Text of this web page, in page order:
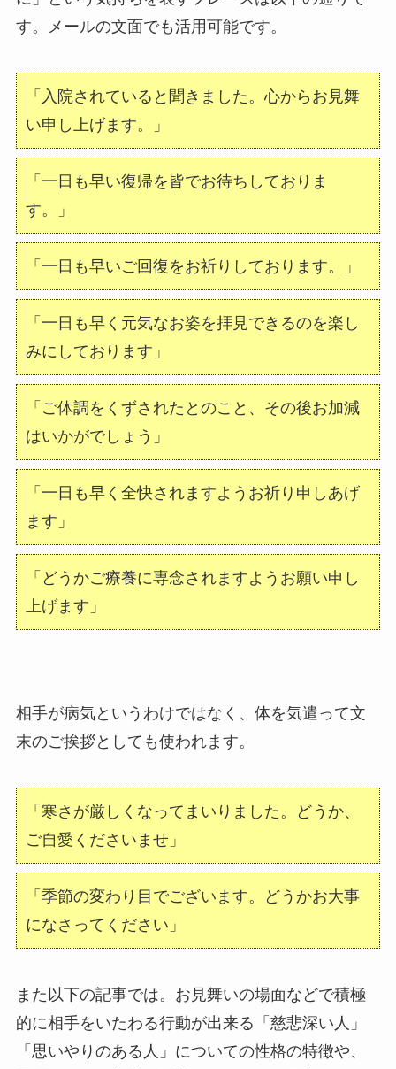
す。メールの文面でも活用可能です。
「入院されていると聞きました。心からお見舞
い申し上げます。」
「一日も早い復帰を皆でお待ちしておりま
す。」
「一日も早いご回復をお祈りしております。」
「一日も早く元気なお姿を拝見できるのを楽し
みにしております」
「ご体調をくずされたとのこと、その後お加減
はいかがでしょう」
「一日も早く全快されますようお祈り申しあげ
ます」
「どうかご療養に専念されますようお願い申し
上げます」
相手が病気というわけではなく、体を気遣って文
末のご挨拶としても使われます。
「寒さが厳しくなってまいりました。どうか、
ご自愛くださいませ」
「季節の変わり目でございます。どうかお大事
になさってください」
また以下の記事では。お見舞いの場面などで積極
的に相手をいたわる行動が出来る「慈悲深い人」
「思いやりのある人」についての性格の特徴や、